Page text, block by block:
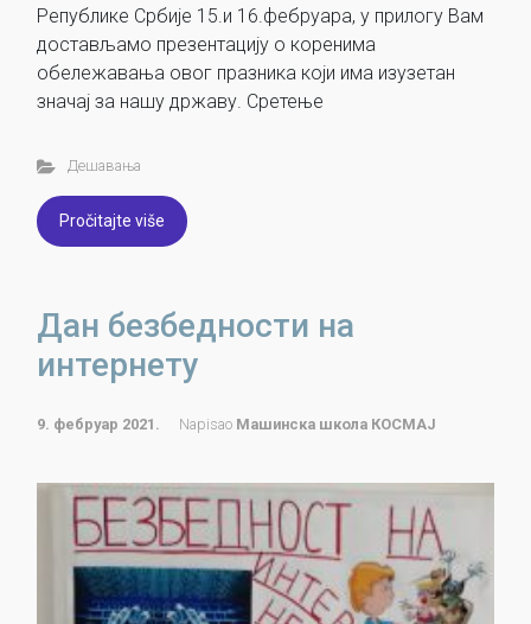
Републике Србије 15.и 16.фебруара, у прилогу Вам
достављамо презентацију о коренима
обележавања овог празника који има изузетан
значај за нашу државу. Сретење
Дешавања
Pročitajte više
Дан безбедности на
интернету
9. фебруар 2021. Napisao Машинска школа КОСМАЈ